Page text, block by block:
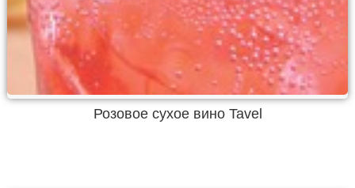
Розовое сухое вино Tavel